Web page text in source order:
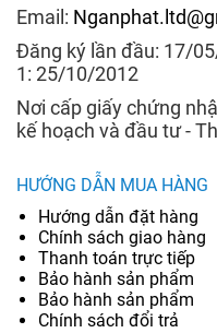
Email:
Đăng ký lần đầu: 17/
1: 25/10/2012
Nơi cấp giấy chứng
kế hoạch và đầu tư -
HƯỚNG DẪN MUA HÀNG
Hướng dẫn đặt hàng
Chính sách giao hàng
Thanh toán trực tiếp
Bảo hành sản phẩm
Bảo hành sản phẩm
Chính sách đổi trả